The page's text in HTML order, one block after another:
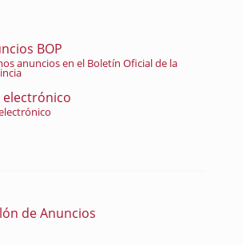
BOP
anuncios en el Boletín Oficial de la
electrónico
de Anuncios